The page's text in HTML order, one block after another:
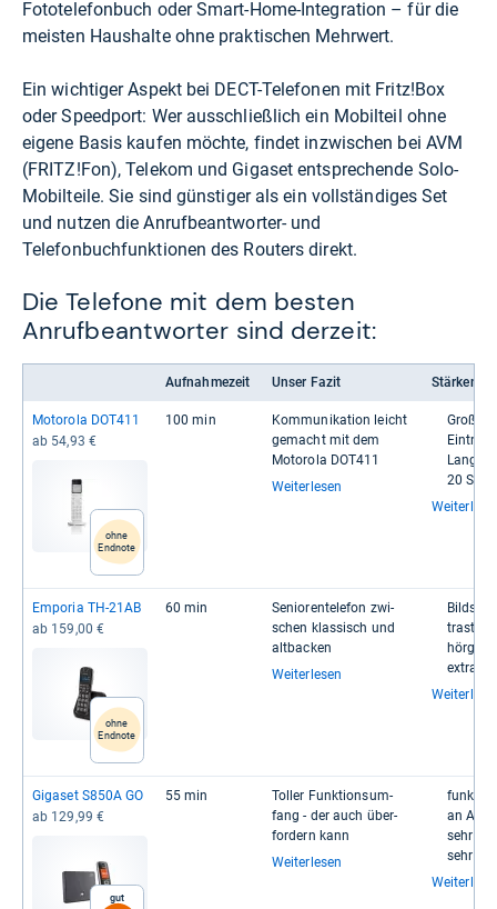
Fototelefonbuch oder Smart-Home-Integration – für die
meisten Haushalte ohne praktischen Mehrwert.
Ein wichtiger Aspekt bei DECT-Telefonen mit Fritz!Box
oder Speedport: Wer ausschließlich ein Mobilteil ohne
eigene Basis kaufen möchte, findet inzwischen bei AVM
(FRITZ!Fon), Telekom und Gigaset entsprechende Solo-
Mobilteile. Sie sind günstiger als ein vollständiges Set
und nutzen die Anrufbeantworter- und
Telefonbuchfunktionen des Routers direkt.
Die Telefone mit dem besten
Anrufbeantworter sind derzeit:
Aufnahmezeit Unser Fazit Stärken
Moto­rola DOT411
ab 54,93 €
ohne
Endnote
100 min
Kom­mu­ni­ka­tion leicht
gemacht mit dem
Moto­rola DOT411
Weiterlesen
Großes
Lange
20
Empo­ria TH-​21AB
ab 159,00 €
ohne
Endnote
60 min
Senio­ren­te­le­fon zwi­
schen klas­sisch und
alt­ba­cken
Weiterlesen
trast
extra
Giga­set S850A GO
ab 129,99 €
Gut
55 min
Tol­ler Funk­ti­ons­um­
fang -​ der auch über­
for­dern kann
Weiterlesen
an
sehr
sehr